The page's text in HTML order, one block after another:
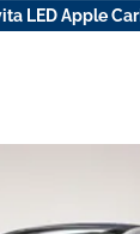
LED Apple